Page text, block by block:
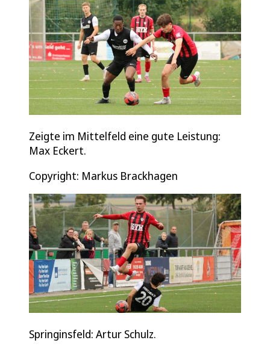
Zeigte im Mittelfeld eine gute Leistung:
Max Eckert.
Copyright: Markus Brackhagen
Springinsfeld: Artur Schulz.